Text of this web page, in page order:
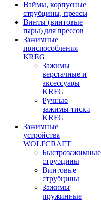
Ваймы, корпусные
струбцины, прессы
Винты (винтовые
пары) для прессов
Зажимные
приспособления
KREG
Зажимы
верстачные и
аксессуары
KREG
Ручные
зажимы-тиски
KREG
Зажимные
устройства
WOLFCRAFT
Быстрозажимные
струбцины
Винтовые
струбцины
Зажимы
пружинные